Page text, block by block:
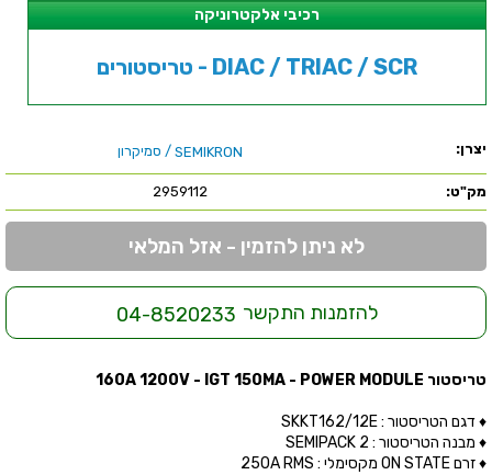
רכיבי אלקטרוניקה
טריסטורים - DIAC / TRIAC / SCR
יצרן: SEMIKRON / סמיקרון
מק"ט: 2959112
לא ניתן להזמין - אזל המלאי
להזמנות התקשר 04-8520233
טריסטור 160A 1200V - IGT 150MA - POWER MODULE
♦ דגם הטריסטור : SKKT162/12E
♦ מבנה הטריסטור : SEMIPACK 2
♦ זרם ON STATE מקסימלי : 250A RMS